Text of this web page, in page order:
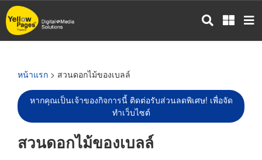
ข้าม
ไป
หน้าแรก > สวนดอกไม้ของเบลล์
หากคุณเป็นเจ้าของกิจการนี้ ติดต่อรับส่วนลดพิเศษ! เพื่อจัด
ทำเว็บไซต์
สวนดอกไม้ของเบลล์